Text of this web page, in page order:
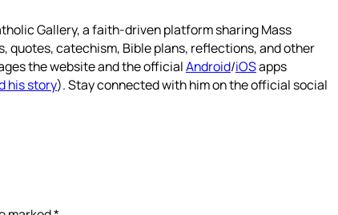
Gallery, a faith-driven platform sharing Mass
quotes, catechism, Bible plans, reflections, and other
the website and the officialAndroid/iOSapps
his story). Stay connected with him on the official social